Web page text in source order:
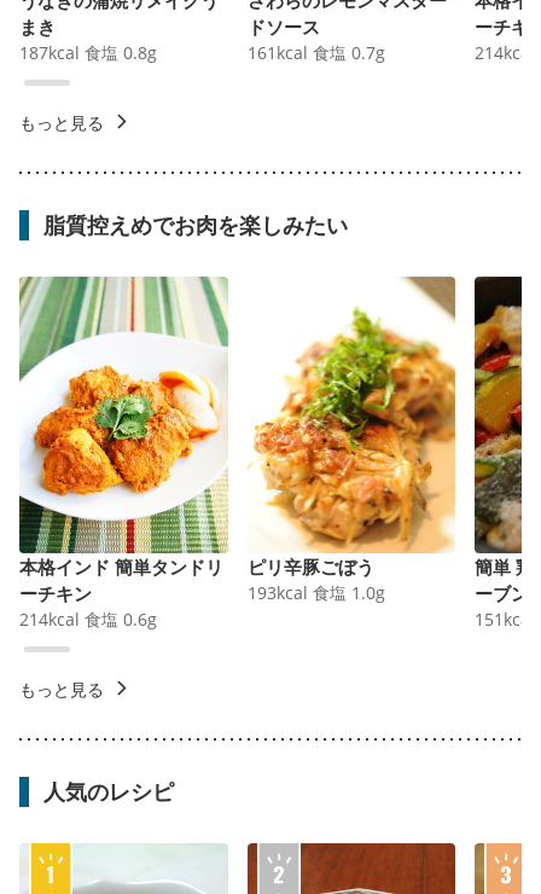
まき
187kcal 食塩 0.8g
ドソース
161 kcal 食塩 0.7g
ーチキ
214kcal
もっと見る
脂質控えめでお肉を楽しみたい
本格インド 簡単タンドリ
ーチキン
214kcal 食塩 0.6g
ピリ辛豚ごぼう
193kcal 食塩 1.0g
簡単 鶏
ーブン
151 kcal
もっと見る
人気のレシピ